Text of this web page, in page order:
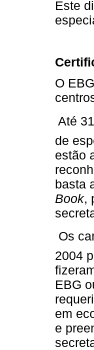
Este
O
 Até
de
estão
basta
Book,
 Os
2004
EBG
em
e